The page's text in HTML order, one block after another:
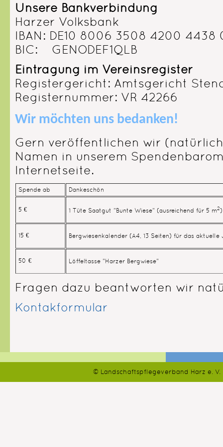
Unsere Bankverbindung
Harzer Volksbank
IBAN: DE10 8006 3508 4200 4438
BIC: GENODEF1QLB
Eintragung im Vereinsregister
Registergericht: Amtsgericht
Registernummer: VR 42266
Wir möchten uns bedanken!
Gern veröffentlichen wir
Namen in unserem
Internetseite.
Spende ab Dankeschön
5 € 1 Tüte Saatgut "Bunte Wiese" (ausreichend für 5 m2)
15 € Bergwiesenkalender (A4, 13 Seiten) für das
50 € Löffeltasse "Harzer Bergwiese"
Fragen dazu beantworten wir
Kontakformular
© Landschaftspflegeverband Harz e.